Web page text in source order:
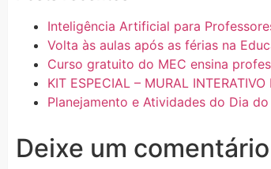
Inteligência Artificial para
Volta às aulas após as férias na
Curso gratuito do MEC ensina
KIT ESPECIAL – MURAL
Planejamento e Atividades do Dia
Deixe um comentário